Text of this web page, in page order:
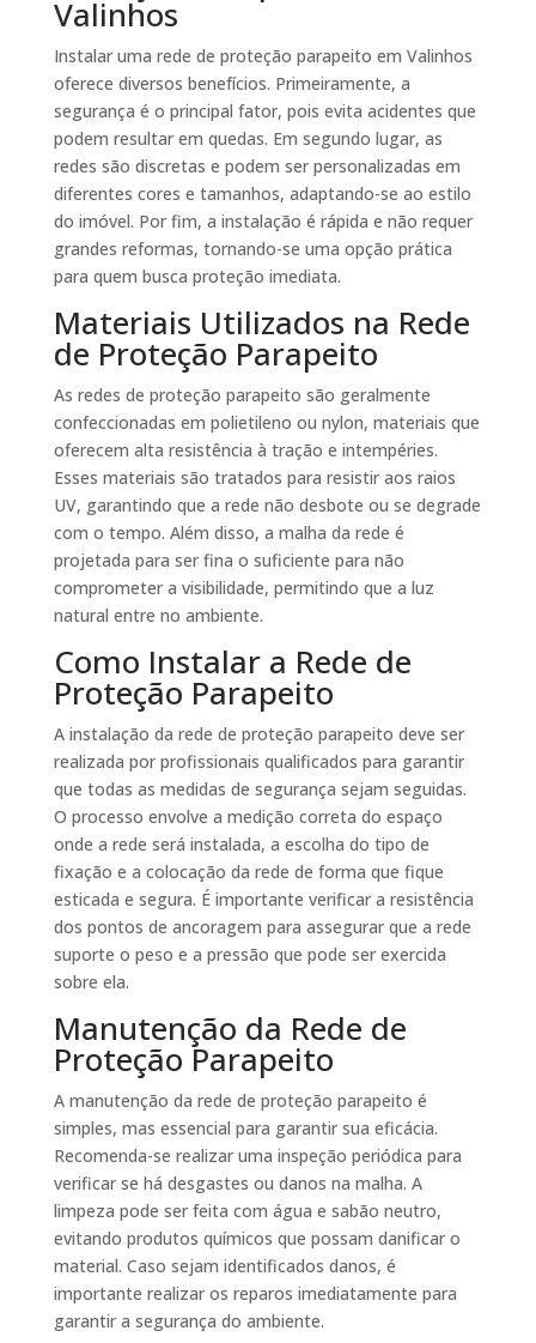
Valinhos
Instalar uma rede de proteção parapeito em Valinhos
oferece diversos benefícios. Primeiramente, a
segurança é o principal fator, pois evita acidentes que
podem resultar em quedas. Em segundo lugar, as
redes são discretas e podem ser personalizadas em
diferentes cores e tamanhos, adaptando-se ao estilo
do imóvel. Por fim, a instalação é rápida e não requer
grandes reformas, tornando-se uma opção prática
para quem busca proteção imediata.
Materiais Utilizados na Rede
de Proteção Parapeito
As redes de proteção parapeito são geralmente
confeccionadas em polietileno ou nylon, materiais que
oferecem alta resistência à tração e intempéries.
Esses materiais são tratados para resistir aos raios
UV, garantindo que a rede não desbote ou se degrade
com o tempo. Além disso, a malha da rede é
projetada para ser fina o suficiente para não
comprometer a visibilidade, permitindo que a luz
natural entre no ambiente.
Como Instalar a Rede de
Proteção Parapeito
A instalação da rede de proteção parapeito deve ser
realizada por profissionais qualificados para garantir
que todas as medidas de segurança sejam seguidas.
O processo envolve a medição correta do espaço
onde a rede será instalada, a escolha do tipo de
fixação e a colocação da rede de forma que fique
esticada e segura. É importante verificar a resistência
dos pontos de ancoragem para assegurar que a rede
suporte o peso e a pressão que pode ser exercida
sobre ela.
Manutenção da Rede de
Proteção Parapeito
A manutenção da rede de proteção parapeito é
simples, mas essencial para garantir sua eficácia.
Recomenda-se realizar uma inspeção periódica para
verificar se há desgastes ou danos na malha. A
limpeza pode ser feita com água e sabão neutro,
evitando produtos químicos que possam danificar o
material. Caso sejam identificados danos, é
importante realizar os reparos imediatamente para
garantir a segurança do ambiente.